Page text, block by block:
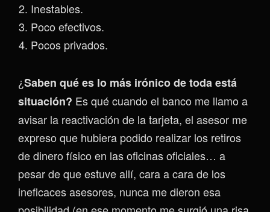
Inestables.
Poco efectivos.
Pocos privados.
¿Saben qué es lo más irónico de toda está
situación? Es qué cuando el banco me llamo a
avisar la reactivación de la tarjeta, el asesor me
expreso que hubiera podido realizar los retiros
de dinero físico en las oficinas oficiales… a
pesar de que estuve allí, cara a cara de los
ineficaces asesores, nunca me dieron esa